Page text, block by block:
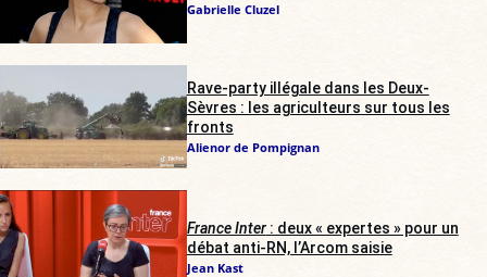
Gabrielle Cluzel
Rave-party illégale dans les Deux-
Sèvres : les agriculteurs sur tous les
fronts
Alienor de Pompignan
France Inter: deux « expertes » pour un
débat anti-RN, l’Arcom saisie
Jean Kast